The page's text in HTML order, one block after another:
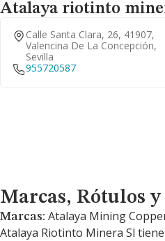
Atalaya riotinto
Calle Santa Clara, 26, 41907,
Valencina De La Concepción,
Sevilla
955720587
Marcas, Rótulos y
Marcas, Rótulos
Marcas: Atalaya Mining
Atalaya Riotinto Minera Sl